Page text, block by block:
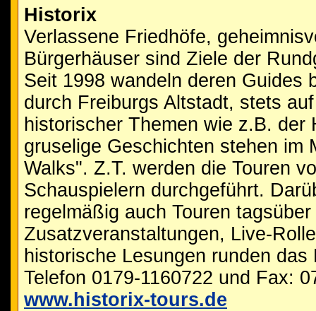
Historix
Verlassene Friedhöfe,
Bürgerhäuser sind Ziele der
Seit 1998 wandeln deren Guides
durch Freiburgs Altstadt, stets
historischer Themen wie z.B. der
gruselige Geschichten stehen im
Walks". Z.T. werden die Touren
Schauspielern durchgeführt.
regelmäßig auch Touren
Zusatzveranstaltungen, Live-
historische Lesungen runden das
Telefon 0179-1160722 und Fax:
www.historix-tours.de